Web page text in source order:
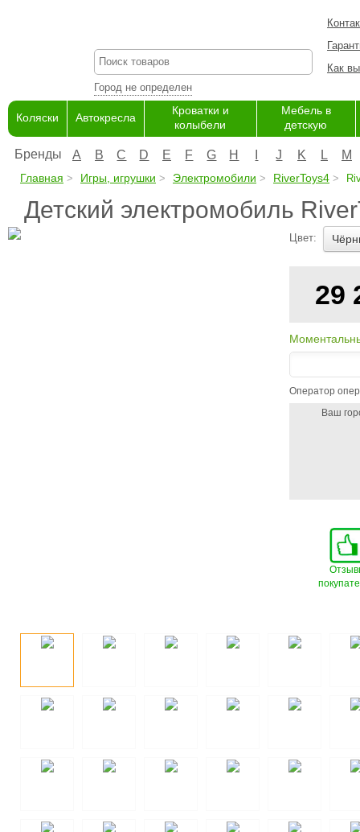
Город не определен
Как
Коляски Автокресла
Кроватки и
колыбели
Мебель в
детскую
Бренды A B C D E F G H J K L M
Главная Игры, игрушки Электромобили RiverToys4
Детский электромобиль
Цвет:
29
Оператор
Ваш